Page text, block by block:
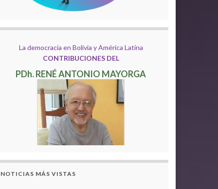
La democracia en Bolivia y América Latina
CONTRIBUCIONES DEL
PDh. RENÉ ANTONIO MAYORGA
NOTICIAS MÁS VISTAS